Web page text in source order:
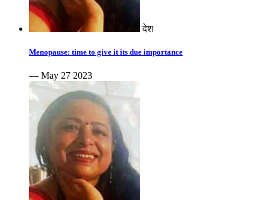
देश
Menopause: time to give it its due importance
— May 27 2023